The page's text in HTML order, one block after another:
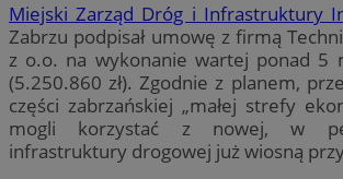
Miejski Zarząd Dróg i Infrastruktury
Zabrzu podpisał umowę z firmą
z o.o. na wykonanie wartej ponad 5
(5.250.860 zł). Zgodnie z planem,
części zabrzańskiej „małej strefy
mogli korzystać z nowej, w
infrastruktury drogowej już wiosną